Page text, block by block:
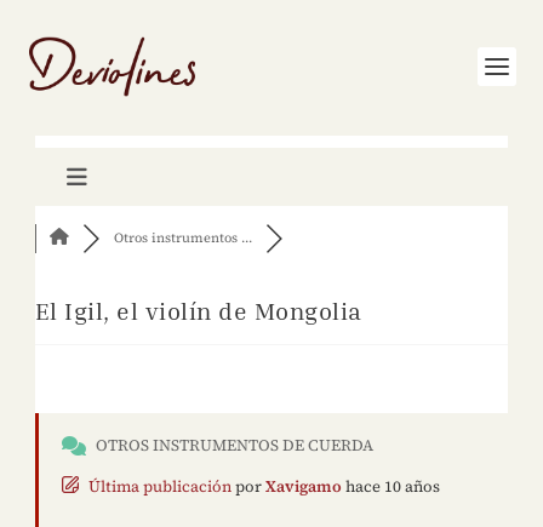
Otros instrumentos ...
El Igil, el violín de Mongolia
OTROS INSTRUMENTOS DE CUERDA
Última publicaciónporXavigamo hace 10 años